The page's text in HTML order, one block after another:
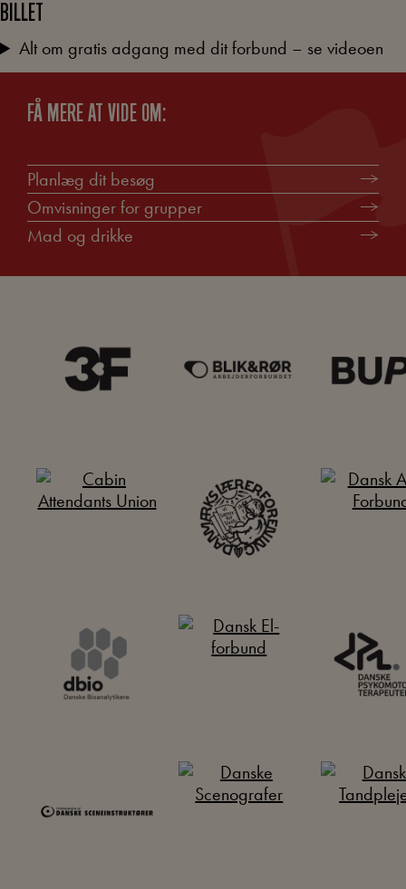
BILLET
Alt om gratis adgang med dit forbund – se videoen
FÅ MERE AT VIDE OM:
Planlæg dit besøg
Omvisninger for grupper
Mad og drikke